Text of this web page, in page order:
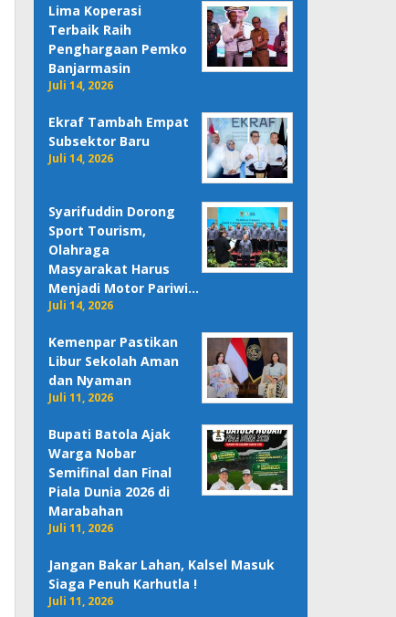
Lima Koperasi
Terbaik Raih
Penghargaan Pemko
Banjarmasin
Juli 14, 2026
Ekraf Tambah Empat
Subsektor Baru
Juli 14, 2026
Syarifuddin Dorong
Sport Tourism,
Olahraga
Masyarakat Harus
Menjadi Motor Pariwi…
Juli 14, 2026
Kemenpar Pastikan
Libur Sekolah Aman
dan Nyaman
Juli 11, 2026
Bupati Batola Ajak
Warga Nobar
Semifinal dan Final
Piala Dunia 2026 di
Marabahan
Juli 11, 2026
Jangan Bakar Lahan, Kalsel Masuk
Siaga Penuh Karhutla !
Juli 11, 2026